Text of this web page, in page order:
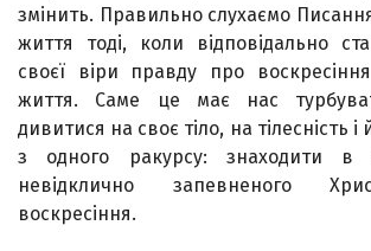
змінить. Правильно слухаємо
життя тоді, коли відповідально
своєї віри правду про
життя. Саме це має нас
дивитися на своє тіло, на тілесність
з одного ракурсу: знаходити в
невідклично запевненого
воскресіння.